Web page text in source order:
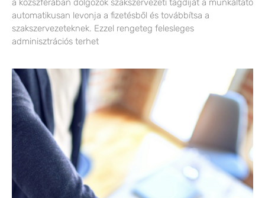
a közszférában dolgozók szakszervezeti tagdíját a munkáltató
automatikusan levonja a fizetésből és továbbítsa a
szakszervezeteknek. Ezzel rengeteg felesleges
adminisztrációs terhet